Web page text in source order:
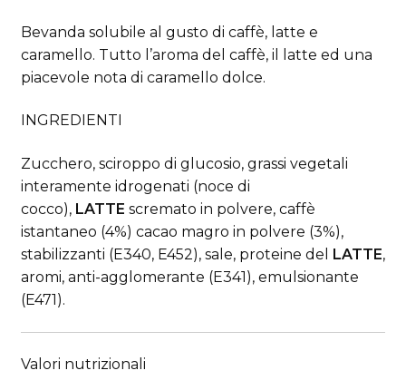
Bevanda solubile al gusto di caffè, latte e
caramello. Tutto l’aroma del caffè, il latte ed una
piacevole nota di caramello dolce.
INGREDIENTI
Zucchero, sciroppo di glucosio, grassi vegetali
interamente idrogenati (noce di
cocco), LATTE scremato in polvere, caffè
istantaneo (4%) cacao magro in polvere (3%),
stabilizzanti (E340, E452), sale, proteine del LATTE,
aromi, anti-agglomerante (E341), emulsionante
(E471).
Valori nutrizionali